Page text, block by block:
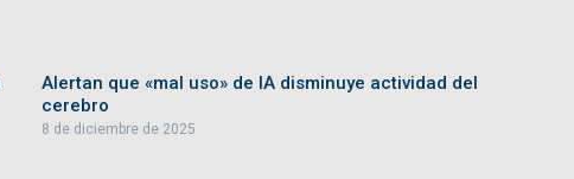
Alertan que «mal uso» de IA disminuye actividad del
cerebro
8 de diciembre de 2025